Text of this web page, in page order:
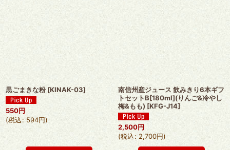
黒ごまきな粉 [KINAK-03]
550円
(税込: 594円)
南信州産ジュース 飲みきり6本ギフ
トセットB[180ml](りんご&冷やし
梅&もも) [KFG-J14]
2,500円
(税込: 2,700円)